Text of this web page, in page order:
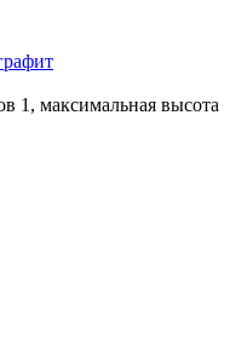
1, максимальная высота